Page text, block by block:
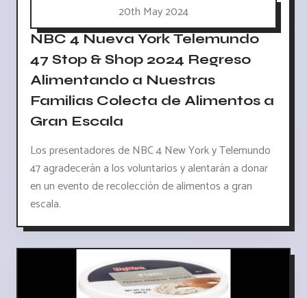
20th May 2024
NBC 4 Nueva York Telemundo
47 Stop & Shop 2024 Regreso
Alimentando a Nuestras
Familias Colecta de Alimentos a
Gran Escala
Los presentadores de NBC 4 New York y Telemundo
47 agradecerán a los voluntarios y alentarán a donar
en un evento de recolección de alimentos a gran
escala.